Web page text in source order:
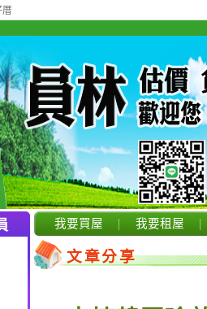
厝
我要買屋 我要租屋
文章分享